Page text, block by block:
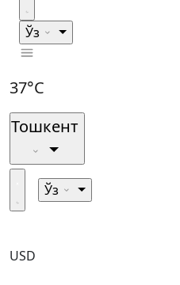
Ўз
37°C
Тошкент
Ўз
USD